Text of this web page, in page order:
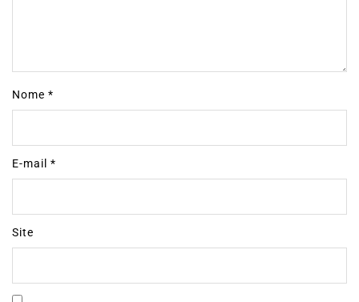
Nome *
E-mail *
Site